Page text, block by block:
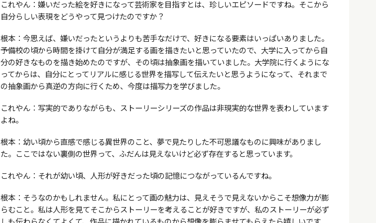
これやん：嫌いだった絵を好きになって芸術家を目指すとは、珍しいエピソードですね。そこから
自分らしい表現をどうやって見つけたのですか？
根本：今思えば、嫌いだったというよりも苦手なだけで、好きになる要素はいっぱいありました。
予備校の頃から時間を掛けて自分が満足する画を描きたいと思っていたので、大学に入ってから自
分の好きなものを描き始めたのですが、その頃は抽象画を描いていました。大学院に行くようにな
ってからは、自分にとってリアルに感じる世界を描写して伝えたいと思うようになって、それまで
の抽象画から真逆の方向に行くため、今度は描写力を学びました。
これやん：写実的でありながらも、ストーリーシリーズの作品は非現実的な世界を表わしています
よね。
根本：幼い頃から直感で感じる異世界のこと、夢で見たりした不可思議なものに興味がありまし
た。ここではない裏側の世界って、ふだんは見えないけど必ず存在すると思っています。
これやん：それが幼い頃、人形が好きだった頃の記憶につながっているんですね。
根本：そうなのかもしれません。私にとって画の魅力は、見えそうで見えないからこそ想像力が膨
らむこと。私は人形を見てそこからストーリーを考えることが好きですが、私のストーリーが必ず